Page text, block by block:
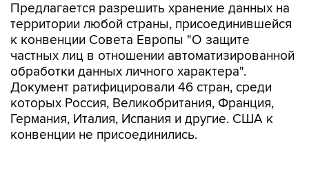
Предлагается разрешить хранение данных на
территории любой страны, присоединившейся
к конвенции Совета Европы "О защите
частных лиц в отношении автоматизированной
обработки данных личного характера".
Документ ратифицировали 46 стран, среди
которых Россия, Великобритания, Франция,
Германия, Италия, Испания и другие. США к
конвенции не присоединились.